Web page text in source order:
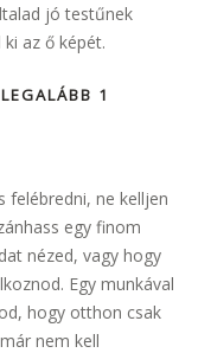
jó testűnek
az ő képét.
1
felébredni, ne kelljen
egy finom
nézed, vagy hogy
Egy munkával
hogy otthon csak
nem kell